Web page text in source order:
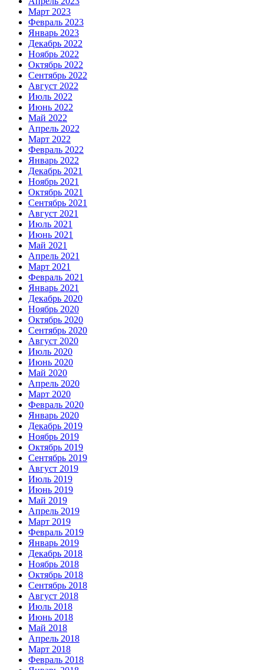
Март 2023
Февраль 2023
Январь 2023
Декабрь 2022
Ноябрь 2022
Октябрь 2022
Сентябрь 2022
Август 2022
Июль 2022
Июнь 2022
Май 2022
Апрель 2022
Март 2022
Февраль 2022
Январь 2022
Декабрь 2021
Ноябрь 2021
Октябрь 2021
Сентябрь 2021
Август 2021
Июль 2021
Июнь 2021
Май 2021
Апрель 2021
Март 2021
Февраль 2021
Январь 2021
Декабрь 2020
Ноябрь 2020
Октябрь 2020
Сентябрь 2020
Август 2020
Июль 2020
Июнь 2020
Май 2020
Апрель 2020
Март 2020
Февраль 2020
Январь 2020
Декабрь 2019
Ноябрь 2019
Октябрь 2019
Сентябрь 2019
Август 2019
Июль 2019
Июнь 2019
Май 2019
Апрель 2019
Март 2019
Февраль 2019
Январь 2019
Декабрь 2018
Ноябрь 2018
Октябрь 2018
Сентябрь 2018
Август 2018
Июль 2018
Июнь 2018
Май 2018
Апрель 2018
Март 2018
Февраль 2018